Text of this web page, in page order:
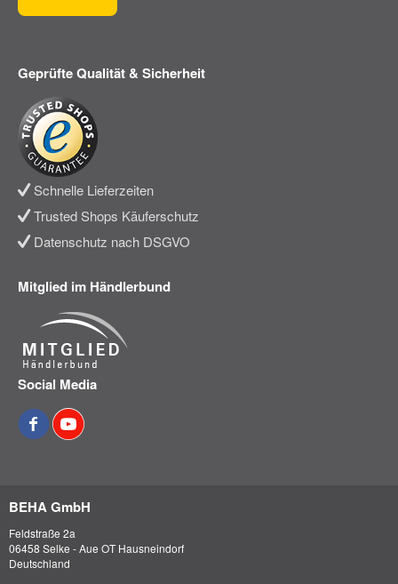
Geprüfte Qualität & Sicherheit
Schnelle Lieferzeiten
Trusted Shops Käuferschutz
Datenschutz nach DSGVO
Mitglied im Händlerbund
Social Media
BEHA GmbH
Feldstraße 2a
06458 Selke - Aue OT Hausneindorf
Deutschland